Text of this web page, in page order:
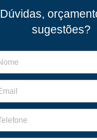
Dúvidas,
sugestões?